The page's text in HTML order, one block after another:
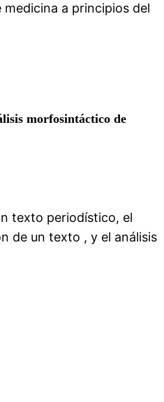
a principios del
morfosintáctico de
texto periodístico, el
de un texto , y el análisis